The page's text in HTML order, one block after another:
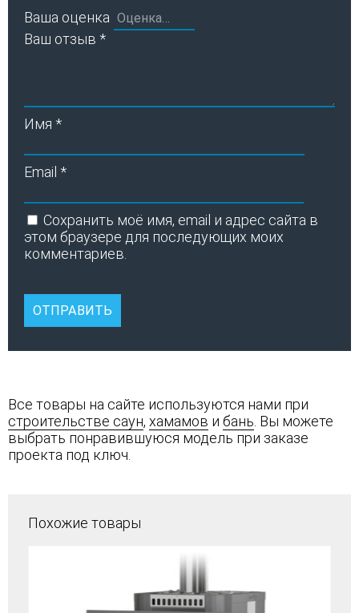
Ваша оценка
Ваш отзыв *
Имя *
Email *
Сохранить моё имя, email и адрес сайта в
этом браузере для последующих моих
комментариев.
Все товары на сайте используются нами при
строительстве саун, хамамов и бань . Вы можете
выбрать понравившуюся модель при заказе
проекта под ключ.
Похожие товары